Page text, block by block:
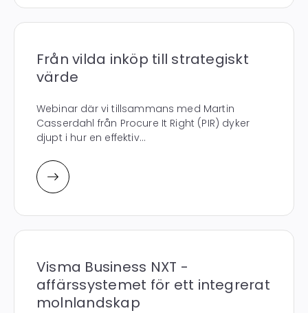
Från vilda inköp till strategiskt
värde
Webinar där vi tillsammans med Martin
Casserdahl från Procure It Right (PIR) dyker
djupt i hur en effektiv...
Visma Business NXT -
affärssystemet för ett integrerat
molnlandskap